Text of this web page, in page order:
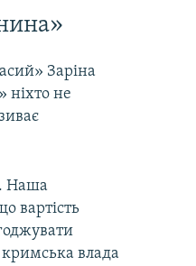
Заріна
ніхто не
Наша
вартість
влада